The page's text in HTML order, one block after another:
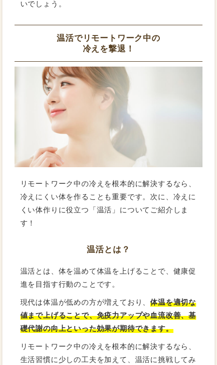
いでしょう。
温活でリモートワーク中の
冷えを撃退！
リモートワーク中の冷えを根本的に解決するなら、
冷えにくい体を作ることも重要です。次に、冷えに
くい体作りに役立つ「温活」についてご紹介しま
す！
温活とは？
温活とは、体を温めて体温を上げることで、健康促
進を目指す行動のことです。
現代は体温が低めの方が増えており、体温を適切な
値まで上げることで、免疫力アップや血流改善、基
礎代謝の向上といった効果が期待できます。
リモートワーク中の冷えを根本的に解決するなら、
生活習慣に少しの工夫を加えて、温活に挑戦してみ